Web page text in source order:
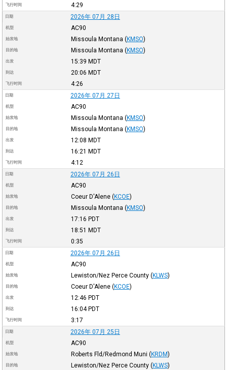
飞行时间 4:29
日期 2026年 07月 28日
机型 AC90
始发地 Missoula Montana (KMSO)
目的地 Missoula Montana (KMSO)
出发 15:39 MDT
到达 20:06 MDT
飞行时间 4:26
日期 2026年 07月 27日
机型 AC90
始发地 Missoula Montana (KMSO)
目的地 Missoula Montana (KMSO)
出发 12:08 MDT
到达 16:21 MDT
飞行时间 4:12
日期 2026年 07月 26日
机型 AC90
始发地 Coeur D'Alene (KCOE)
目的地 Missoula Montana (KMSO)
出发 17:16 PDT
到达 18:51 MDT
飞行时间 0:35
日期 2026年 07月 26日
机型 AC90
始发地 Lewiston/Nez Perce County (KLWS)
目的地 Coeur D'Alene (KCOE)
出发 12:46 PDT
到达 16:04PDT
飞行时间 3:17
日期 2026年 07月 25日
机型 AC90
始发地 Roberts Fld/Redmond Muni (KRDM)
目的地 Lewiston/Nez Perce County (KLWS)